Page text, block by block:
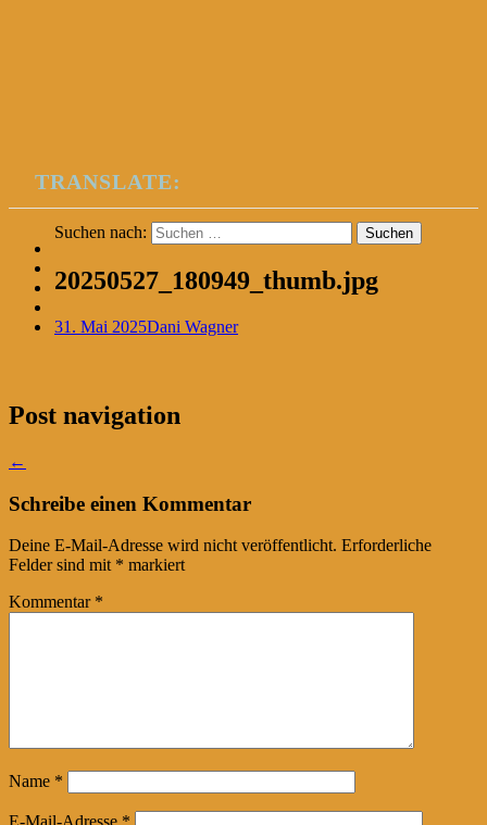
TRANSLATE:
Suchen nach:
20250527_180949_thumb.jpg
31. Mai 2025Dani Wagner
Post navigation
←
Schreibe einen Kommentar
Deine E-Mail-Adresse wird nicht veröffentlicht. Erforderliche
Felder sind mit * markiert
Kommentar *
Name *